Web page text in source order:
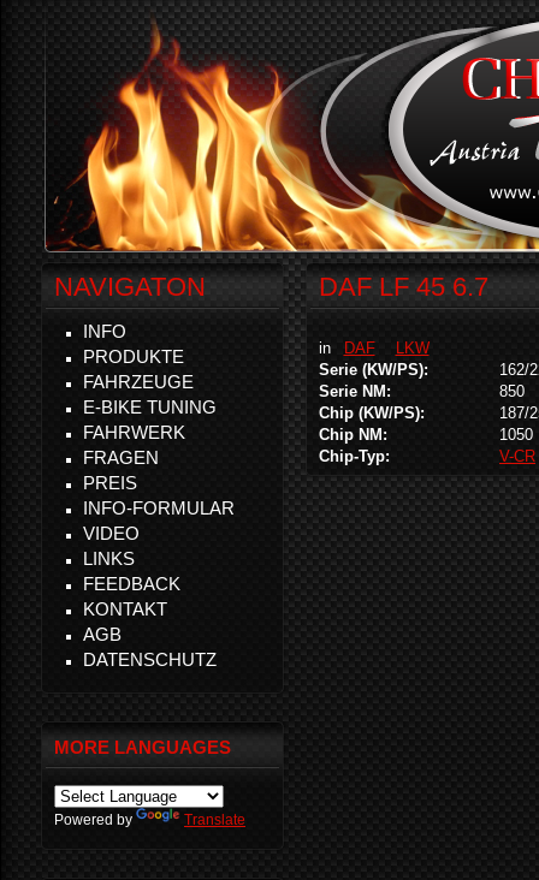
DAF LF 45 6.7
in DAF
LKW
Serie (KW/PS):
162/
Serie NM:
850
Chip (KW/PS):
187/
Chip NM:
1050
Chip-Typ:
V-CR
NAVIGATON
INFO
PRODUKTE
FAHRZEUGE
E-BIKE TUNING
FAHRWERK
FRAGEN
PREIS
INFO-FORMULAR
VIDEO
LINKS
FEEDBACK
KONTAKT
AGB
DATENSCHUTZ
MORE LANGUAGES
Powered by Translate